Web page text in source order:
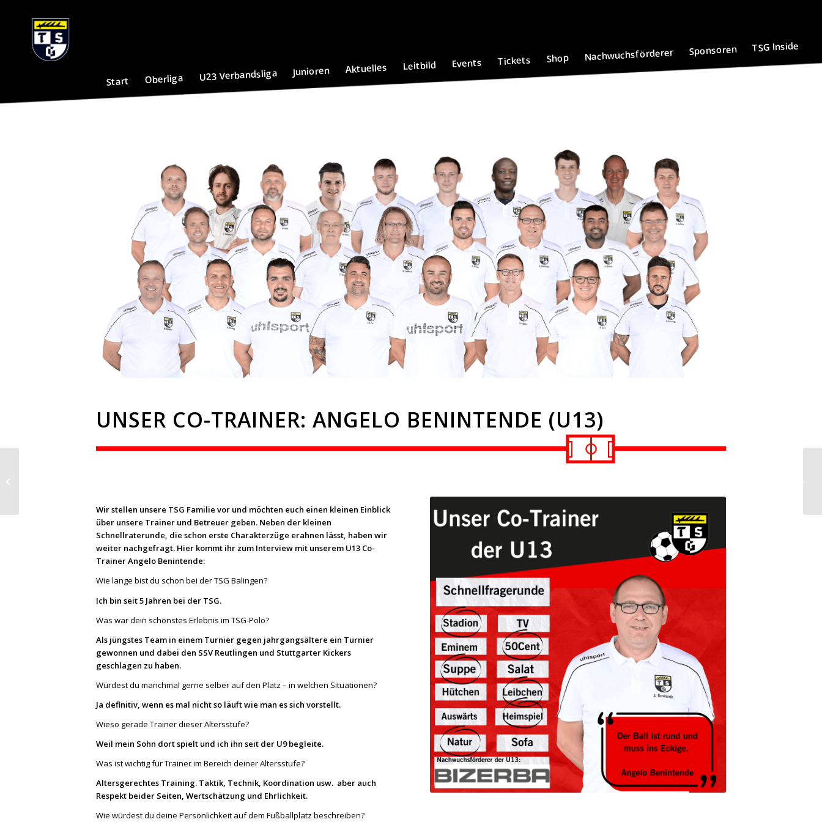
Start Oberliga U23 Verbandsliga Junioren Aktuelles Leitbild Events Tickets Shop Nachwuchsförderer Sponsoren TSG Inside
UNSER CO-TRAINER: ANGELO BENINTENDE (U13)
Wir stellen unsere TSG Familie vor und möchten euch einen kleinen Einblick
über unsere Trainer und Betreuer geben. Neben der kleinen
Schnellraterunde, die schon erste Charakterzüge erahnen lässt, haben wir
weiter nachgefragt. Hier kommt ihr zum Interview mit unserem U13 Co-
Trainer Angelo Benintende:
Wie lange bist du schon bei der TSG Balingen?
Ich bin seit 5 Jahren bei der TSG.
Was war dein schönstes Erlebnis im TSG-Polo?
Als jüngstes Team in einem Turnier gegen jahrgangsältere ein Turnier
gewonnen und dabei den SSV Reutlingen und Stuttgarter Kickers
geschlagen zu haben.
Würdest du manchmal gerne selber auf den Platz – in welchen Situationen?
Ja definitiv, wenn es mal nicht so läuft wie man es sich vorstellt.
Wieso gerade Trainer dieser Altersstufe?
Weil mein Sohn dort spielt und ich ihn seit der U9 begleite.
Was ist wichtig für Trainer im Bereich deiner Altersstufe?
Altersgerechtes Training. Taktik, Technik, Koordination usw. aber auch
Respekt beider Seiten, Wertschätzung und Ehrlichkeit.
Wie würdest du deine Persönlichkeit auf dem Fußballplatz beschreiben?